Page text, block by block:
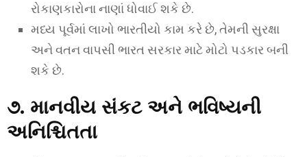
રોકાણકારોના નાણાં ધોવાઈ શકે છે.
મધ્ય પૂર્વમાં લાખો ભારતીયો કામ કરે છે, તેમની સુરક્ષા
અને વતન વાપસી ભારત સરકાર માટે મોટો પડકાર બની
શકે છે.
૭. માનવીય સંકટ અને ભવિષ્યની
અનિશ્ચિતતા